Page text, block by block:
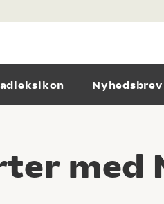
Nyhedsbrev
med